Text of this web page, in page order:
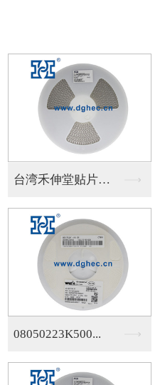
台湾禾伸堂贴片电容 日系贴片电容
日系贴片电容